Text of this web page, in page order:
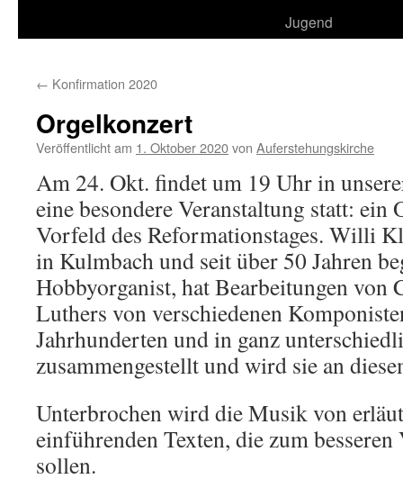
Jugend
← Konfirmation 2020
Orgelkonzert
Veröffentlicht am 1. Oktober 2020von Auferstehungskirche
Am 24. Okt. findet um 19 Uhr in
eine besondere Veranstaltung statt: ein
Vorfeld des Reformationstages. Willi
in Kulmbach und seit über 50 Jahren
Hobbyorganist, hat Bearbeitungen von
Luthers von verschiedenen
Jahrhunderten und in ganz
zusammengestellt und wird sie an
Unterbrochen wird die Musik von
einführenden Texten, die zum
sollen.